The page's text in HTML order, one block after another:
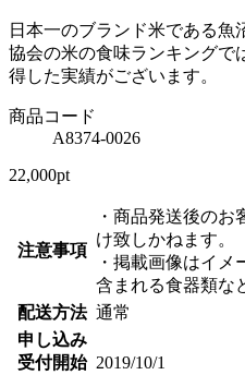
日本一のブランド米である魚
協会の米の食味ランキングで
得した実績がございます。
商品コード
A8374-0026
22,000pt
注意事項
・商品発送後の
け致しかねます。
・掲載画像はイ
含まれる食器類な
配送方法 通常
申し込み
受付開始 2019/10/1